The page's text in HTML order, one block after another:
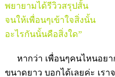
พยายามได้รีวิวสรุปสั้น
จนให้เพื่อนๆเข้าใจสิ่งนั้น
อะไรกันนั้นคือสิ่งใด”
หากว่า เพื่อนๆคนไหนอยาก
ขนาดยาว บอกได้เลยค่ะ เร